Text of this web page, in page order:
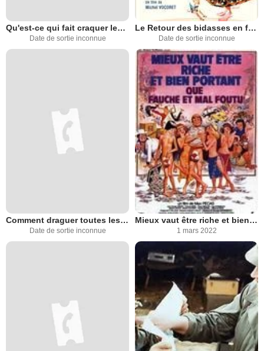
Qu'est-ce qui fait craquer les filles ?
Date de sortie inconnue
Le Retour des bidasses en folie
Date de sortie inconnue
Comment draguer toutes les filles
Date de sortie inconnue
Mieux vaut être riche et bien portant que fauché et mal foutu
1 mars 2022